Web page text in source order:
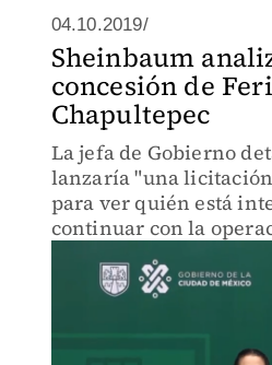
04.10.2019/
Sheinbaum
concesión de
Chapultepec
La jefa de Gobierno
lanzaría "una
para ver quién está
continuar con la
centro de diversión".